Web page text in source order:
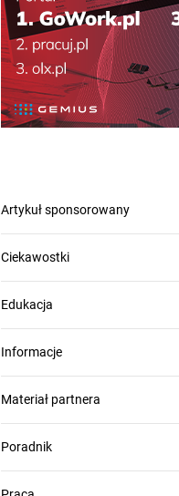
Artykuł sponsorowany
Ciekawostki
Edukacja
Informacje
Materiał partnera
Poradnik